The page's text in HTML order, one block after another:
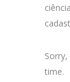
time.